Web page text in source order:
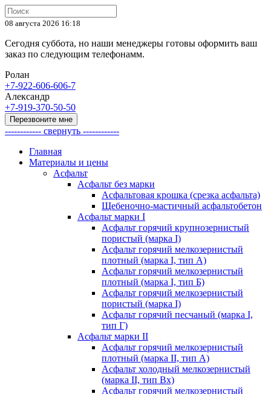
08 августа 2026 16:18
Сегодня суббота, но наши менеджеры готовы оформить ваш
заказ по следующим телефонамм.
Ролан
+7-922-606-606-7
Александр
+7-919-370-50-50
Перезвоните мне
------------ свернуть ------------
Главная
Материалы и цены
Асфальт
Асфальт без марки
Асфальтовая крошка (срезка асфальта)
Щебеночно-мастичный асфальтобетон
Асфальт марки I
Асфальт горячий крупнозернистый
пористый (марка I)
Асфальт горячий мелкозернистый
плотный (марка I, тип А)
Асфальт горячий мелкозернистый
плотный (марка I, тип Б)
Асфальт горячий мелкозернистый
пористый (марка I)
Асфальт горячий песчаный (марка I,
тип Г)
Асфальт марки II
Асфальт горячий мелкозернистый
плотный (марка II, тип А)
Асфальт холодный мелкозернистый
(марка II, тип Вх)
Асфальт горячий мелкозернистый